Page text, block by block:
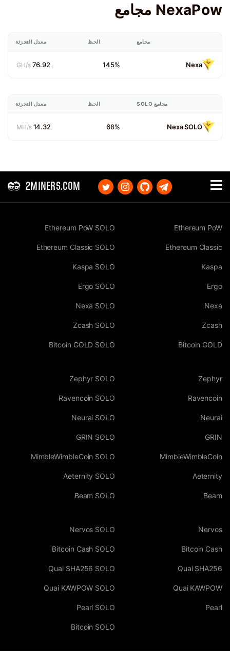
NexaPow مجامع
مجامع الحظ معدل التجزئة
Nexa
145%
76.92
GH/s
مجامع SOLO الحظ معدل التجزئة
Nexa SOLO
68%
14.32
MH/s
2MINERS.COM
Ethereum PoW
Ethereum Classic
Kaspa
Ergo
Nexa
Zcash
Bitcoin GOLD
Ethereum PoW SOLO
Ethereum Classic SOLO
Kaspa SOLO
Ergo SOLO
Nexa SOLO
Zcash SOLO
Bitcoin GOLD SOLO
Zephyr
Ravencoin
Neurai
GRIN
MimbleWimbleCoin
Aeternity
Beam
Zephyr SOLO
Ravencoin SOLO
Neurai SOLO
GRIN SOLO
MimbleWimbleCoin SOLO
Aeternity SOLO
Beam SOLO
Nervos
Bitcoin Cash
Quai SHA256
Quai KAWPOW
Pearl
Nervos SOLO
Bitcoin Cash SOLO
Quai SHA256 SOLO
Quai KAWPOW SOLO
Pearl SOLO
Bitcoin SOLO